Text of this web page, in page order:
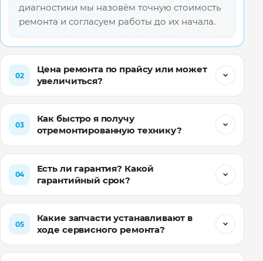
диагностики мы назовём точную стоимость
ремонта и согласуем работы до их начала.
02
Цена ремонта по прайсу или может
увеличиться?
03
Как быстро я получу
отремонтированную технику?
04
Есть ли гарантия? Какой
гарантийный срок?
05
Какие запчасти устанавливают в
ходе сервисного ремонта?